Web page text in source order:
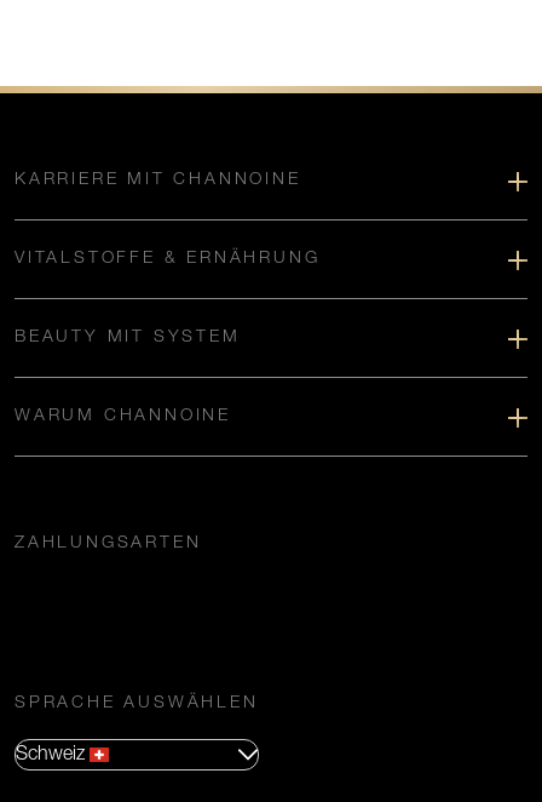
KARRIERE MIT CHANNOINE
VITALSTOFFE & ERNÄHRUNG
BEAUTY MIT SYSTEM
WARUM CHANNOINE
ZAHLUNGSARTEN
SPRACHE AUSWÄHLEN
Schweiz